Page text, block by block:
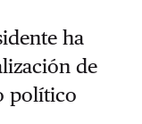
ha
de
político